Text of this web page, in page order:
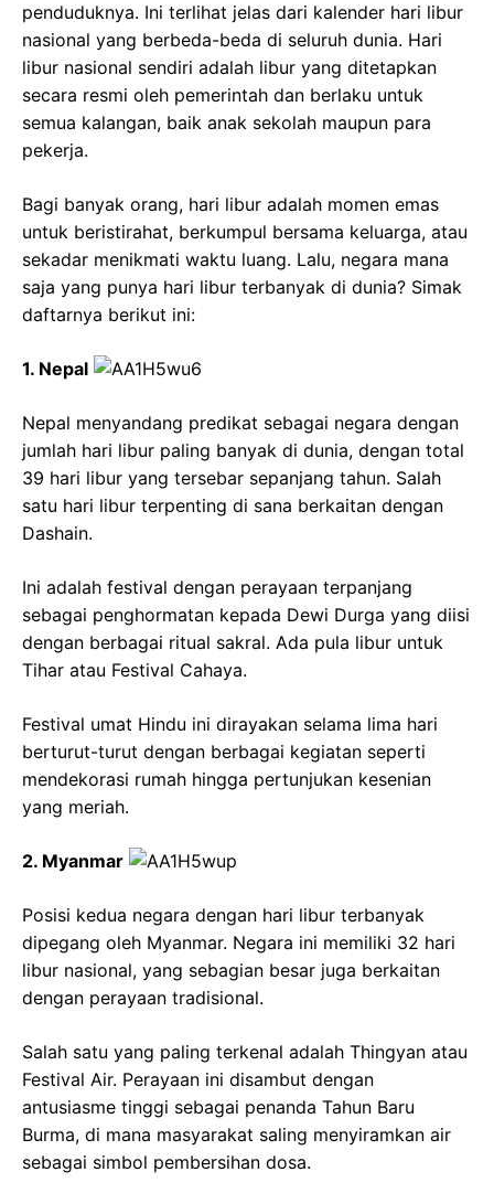
penduduknya. Ini terlihat jelas dari kalender hari libur
nasional yang berbeda-beda di seluruh dunia. Hari
libur nasional sendiri adalah libur yang ditetapkan
secara resmi oleh pemerintah dan berlaku untuk
semua kalangan, baik anak sekolah maupun para
pekerja.
Bagi banyak orang, hari libur adalah momen emas
untuk beristirahat, berkumpul bersama keluarga, atau
sekadar menikmati waktu luang. Lalu, negara mana
saja yang punya hari libur terbanyak di dunia? Simak
daftarnya berikut ini:
1. Nepal
Nepal menyandang predikat sebagai negara dengan
jumlah hari libur paling banyak di dunia, dengan total
39 hari libur yang tersebar sepanjang tahun. Salah
satu hari libur terpenting di sana berkaitan dengan
Dashain.
Ini adalah festival dengan perayaan terpanjang
sebagai penghormatan kepada Dewi Durga yang diisi
dengan berbagai ritual sakral. Ada pula libur untuk
Tihar atau Festival Cahaya.
Festival umat Hindu ini dirayakan selama lima hari
berturut-turut dengan berbagai kegiatan seperti
mendekorasi rumah hingga pertunjukan kesenian
yang meriah.
2. Myanmar
Posisi kedua negara dengan hari libur terbanyak
dipegang oleh Myanmar. Negara ini memiliki 32 hari
libur nasional, yang sebagian besar juga berkaitan
dengan perayaan tradisional.
Salah satu yang paling terkenal adalah Thingyan atau
Festival Air. Perayaan ini disambut dengan
antusiasme tinggi sebagai penanda Tahun Baru
Burma, di mana masyarakat saling menyiramkan air
sebagai simbol pembersihan dosa.